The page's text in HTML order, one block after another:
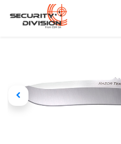
Se rendre au contenu